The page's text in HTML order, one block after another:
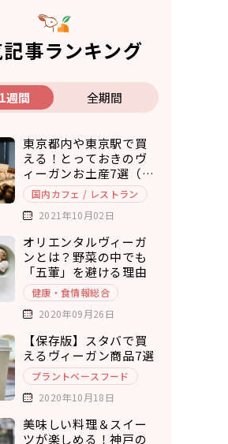
事ランキング
週間 全期間
東京都内や東京駅で買
える！とっておきのヴ
ィーガンお土産7選（ア
マゾンで購入できるも
のもご紹介）
国内カフェ / レストラン
2021年10月02日
オリエンタルヴィーガ
ンとは？野菜の中でも
「五葷」を避ける理由
健康・食情報総合
2020年09月26日
【保存版】スタバで買
えるヴィーガン商品7選
プラントベースフード
2020年10月18日
美味しい料理＆スイー
ツが楽しめる！神戸の